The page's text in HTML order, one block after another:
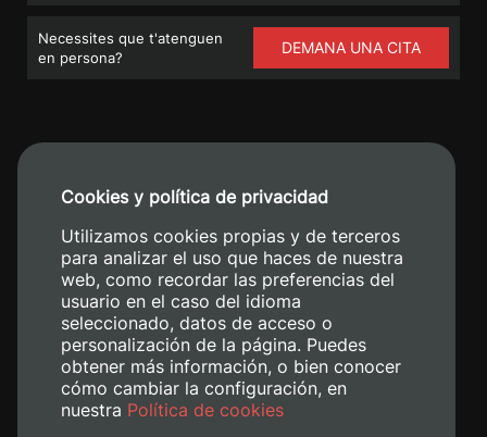
Necessites que t'atenguen
en persona?
DEMANA UNA CITA
Camino de Vera, s/n. 46022 - València
+34 96 387 70 00
+34 620 04 00 50
Cookies y política de privacidad
Utilizamos cookies propias y de terceros
para analizar el uso que haces de nuestra
web, como recordar las preferencias del
usuario en el caso del idioma
seleccionado, datos de acceso o
personalización de la página. Puedes
obtener más información, o bien conocer
cómo cambiar la configuración, en
nuestra Política de cookies